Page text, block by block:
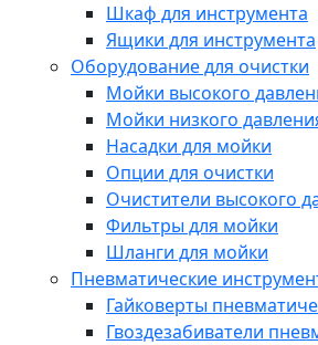
Шкаф для инструмента
Ящики для инструмента
Оборудование для очистки
Мойки высокого
Мойки низкого
Насадки для мойки
Опции для очистки
Очистители высокого
Фильтры для мойки
Шланги для мойки
Пневматические
Гайковерты
Гвоздезабиватели